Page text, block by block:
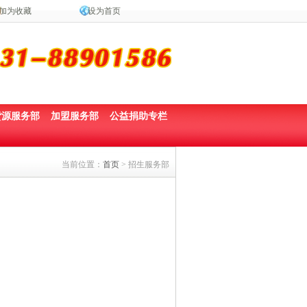
为收藏 设为首页
服务部 加盟服务部 公益捐助专栏
当前位置： 首页 > 招生服务部